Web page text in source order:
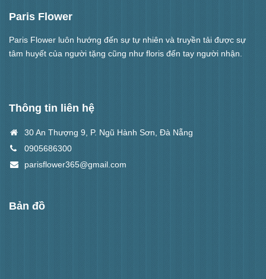
Paris Flower
Paris Flower luôn hướng đến sự tự nhiên và truyền tải được sự
tâm huyết của người tặng cũng như floris đến tay người nhận.
Thông tin liên hệ
30 An Thượng 9, P. Ngũ Hành Sơn, Đà Nẵng
0905686300
parisflower365@gmail.com
Bản đồ